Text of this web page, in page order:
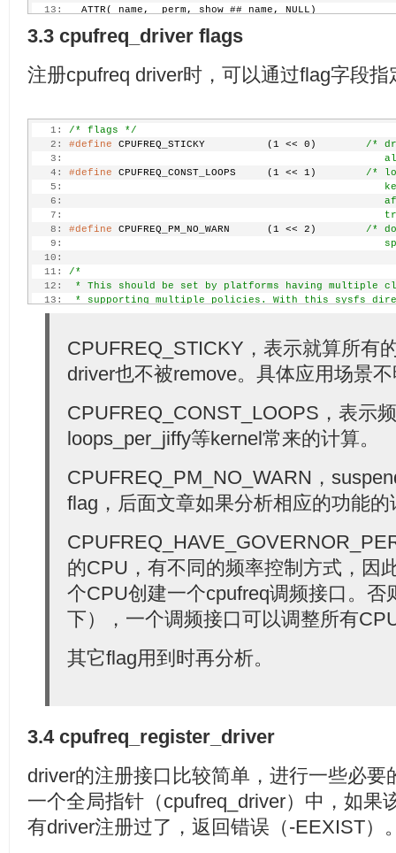
  13:
__ATTR(_name, _perm, show_##_name, NULL)
  15:
#define cpufreq_freq_attr_rw(_name)             \
  17:
__ATTR(_name, 0644, show_##_name, store_##_name)
3.3 cpufreq_driver flags
注册cpufreq driver时，可以通过flag字段
   1:
/* flags */
   2:
#define CPUFREQ_STICKY          (1 << 0) /*
   3:
   4:
#define CPUFREQ_CONST_LOOPS     (1 << 1) /*
   5:
   6:
   7:
   8:
#define CPUFREQ_PM_NO_WARN      (1 << 2) /*
   9:
  10:
  11:
/*
  12:
* This should be set by platforms having multiple
  13:
* supporting multiple policies. With this sysfs
  14:
*/
#define CPUFREQ_HAVE_GOVERNOR_PER_POLICY (1 << 3)
* routine and so must set cpufreq_driver->flags
* can handle them specially.
*/
/*
* Set by drivers which want cpufreq core to check
* frequency present in freq-table exposed by the
* from the table. And if that fails, we will stop
* issuing a BUG_ON().
*/
#define CPUFREQ_NEED_INITIAL_FREQ_CHECK (1 << 5)
CPUFREQ_STICKY，表示就算所有
driver也不被remove。具体应用场景
CPUFREQ_CONST_LOOPS，表示
loops_per_jiffy等kernel常来的计算。
CPUFREQ_PM_NO_WARN，
flag，后面文章如果分析相应的功能
的CPU，有不同的频率控制方式，因
个CPU创建一个cpufreq调频接口。否
下），一个调频接口可以调整所有
其它flag用到时再分析。
3.4 cpufreq_register_driver
driver的注册接口比较简单，进行一些必要
一个全局指针（cpufreq_driver）中，如果
有driver注册过了，返回错误（-EEXIST）